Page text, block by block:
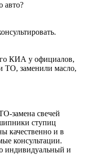
авто?
КИА у официалов,
ТО, заменили масло,
замена свечей
ступиц
качественно и в
консультации.
индивидуальный и